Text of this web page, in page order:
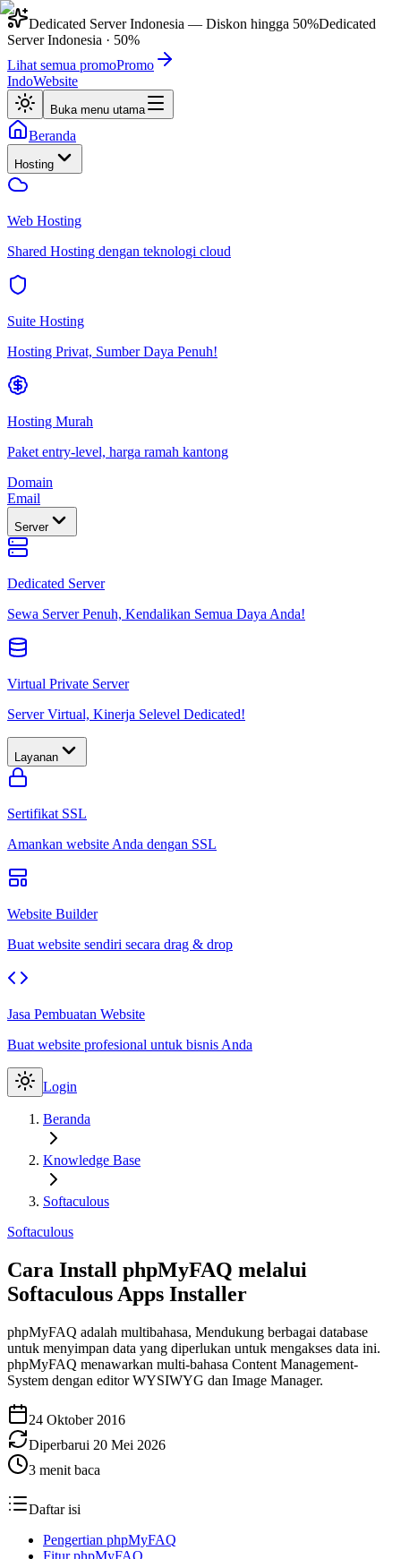
Dedicated Server Indonesia — Diskon hingga 50%Dedicated
Server Indonesia · 50%
Lihat semua promoPromo
IndoWebsite
Buka menu utama
Beranda
Hosting
Web Hosting
Shared Hosting dengan teknologi cloud
Suite Hosting
Hosting Privat, Sumber Daya Penuh!
Hosting Murah
Paket entry-level, harga ramah kantong
Domain
Email
Server
Dedicated Server
Sewa Server Penuh, Kendalikan Semua Daya Anda!
Virtual Private Server
Server Virtual, Kinerja Selevel Dedicated!
Layanan
Sertifikat SSL
Amankan website Anda dengan SSL
Website Builder
Buat website sendiri secara drag & drop
Jasa Pembuatan Website
Buat website profesional untuk bisnis Anda
Login
Beranda
Knowledge Base
Softaculous
Softaculous
Cara Install phpMyFAQ melalui
Softaculous Apps Installer
phpMyFAQ adalah multibahasa, Mendukung berbagai database
untuk menyimpan data yang diperlukan untuk mengakses data ini.
phpMyFAQ menawarkan multi-bahasa Content Management-
System dengan editor WYSIWYG dan Image Manager.
24 Oktober 2016
Diperbarui 20 Mei 2026
3 menit baca
Daftar isi
Pengertian phpMyFAQ
Fitur phpMyFAQ